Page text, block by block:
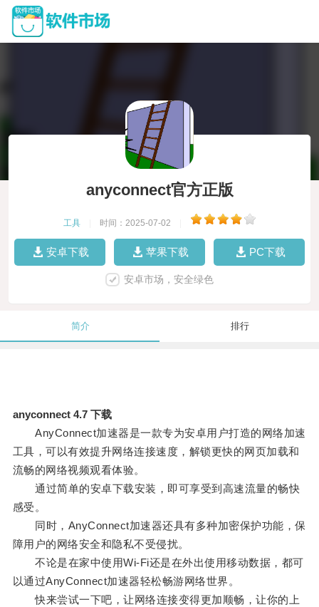
anyconnect官方正版
工具 时间：2025-07-02
安卓下载 苹果下载 PC下载
安卓市场，安全绿色
简介 排行
anyconnect 4.7 下载
AnyConnect加速器是一款专为安卓用户打造的网络加速
工具，可以有效提升网络连接速度，解锁更快的网页加载和
流畅的网络视频观看体验。
通过简单的安卓下载安装，即可享受到高速流量的畅快
感受。
同时，AnyConnect加速器还具有多种加密保护功能，保
障用户的网络安全和隐私不受侵扰。
不论是在家中使用Wi-Fi还是在外出使用移动数据，都可
以通过AnyConnect加速器轻松畅游网络世界。
快来尝试一下吧，让网络连接变得更加顺畅，让你的上